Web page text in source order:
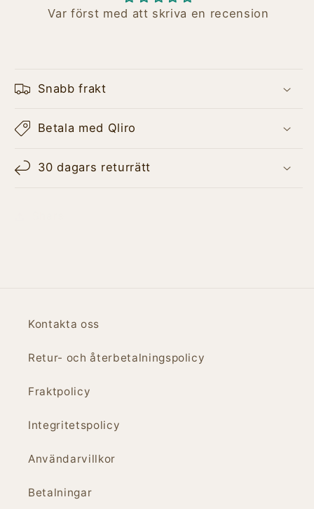
Var först med att skriva en recension
Snabb frakt
Betala med Qliro
30 dagars returrätt
Kontakta oss
Retur- och återbetalningspolicy
Fraktpolicy
Integritetspolicy
Användarvillkor
Betalningar